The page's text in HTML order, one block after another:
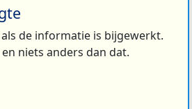
de informatie is bijgewerkt.
niets anders dan dat.